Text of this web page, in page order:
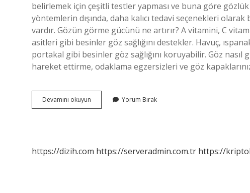
belirlemek için çeşitli testler yapması ve buna göre
yöntemlerin dışında, daha kalıcı tedavi seçenekleri
vardır. Gözün görme gücünü ne artırır? A vitamini, C
asitleri gibi besinler göz sağlığını destekler. Havuç,
portakal gibi besinler göz sağlığını koruyabilir. Göz nasıl
hareket ettirme, odaklama egzersizleri ve göz
Devamını okuyun
Bozukluğuna
Yorum Bırak
https://dizih.com https://serveradmin.com.tr https://